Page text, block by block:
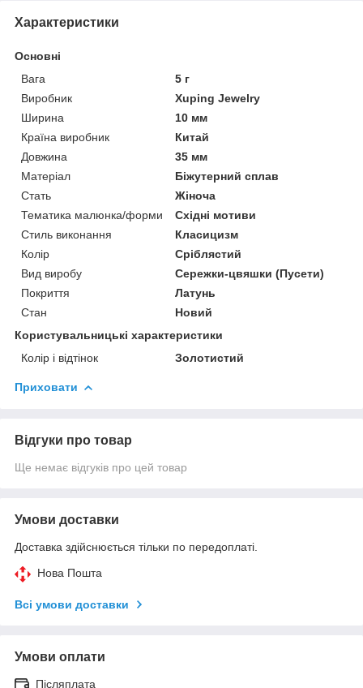
Характеристики
Основні
Вага
5 г
Виробник
Xuping Jewelry
Ширина
10 мм
Країна виробник
Китай
Довжина
35 мм
Матеріал
Біжутерний сплав
Стать
Жіноча
Тематика малюнка/форми
Східні мотиви
Стиль виконання
Класицизм
Колір
Сріблястий
Вид виробу
Сережки-цвяшки (Пусети)
Покриття
Латунь
Стан
Новий
Користувальницькі характеристики
Колір і відтінок
Золотистий
Приховати
Відгуки про товар
Ще немає відгуків про цей товар
Умови доставки
Доставка здійснюється тільки по передоплаті.
Нова Пошта
Всі умови доставки
Умови оплати
Післяплата